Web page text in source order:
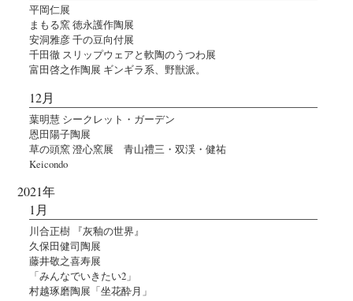
平岡仁展
まもる窯 徳永護作陶展
安洞雅彦 千の豆向付展
千田徹 スリップウェアと軟陶のうつわ展
富田啓之作陶展 ギンギラ系、野獣派。
12月
葉明慧 シークレット・ガーデン
恩田陽子陶展
草の頭窯 澄心窯展 青山禮三・双渓・健祐
Keicondo
2021年
1月
川合正樹 『灰釉の世界』
久保田健司陶展
藤井敬之喜寿展
「みんなでいきたい2」
村越琢磨陶展「坐花酔月」